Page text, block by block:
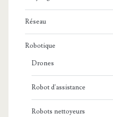
Réseau
Robotique
Drones
Robot d'assistance
Robots nettoyeurs